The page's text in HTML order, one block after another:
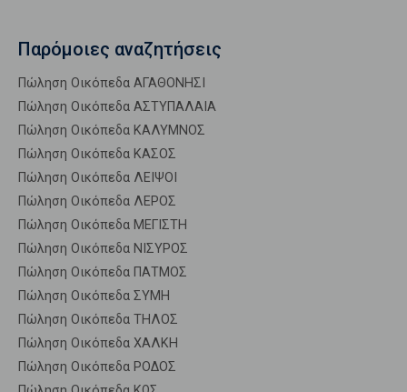
Παρόμοιες αναζητήσεις
Πώληση Οικόπεδα ΑΓΑΘΟΝΗΣΙ
Πώληση Οικόπεδα ΑΣΤΥΠΑΛΑΙΑ
Πώληση Οικόπεδα ΚΑΛΥΜΝΟΣ
Πώληση Οικόπεδα ΚΑΣΟΣ
Πώληση Οικόπεδα ΛΕΙΨΟΙ
Πώληση Οικόπεδα ΛΕΡΟΣ
Πώληση Οικόπεδα ΜΕΓΙΣΤΗ
Πώληση Οικόπεδα ΝΙΣΥΡΟΣ
Πώληση Οικόπεδα ΠΑΤΜΟΣ
Πώληση Οικόπεδα ΣΥΜΗ
Πώληση Οικόπεδα ΤΗΛΟΣ
Πώληση Οικόπεδα ΧΑΛΚΗ
Πώληση Οικόπεδα ΡΟΔΟΣ